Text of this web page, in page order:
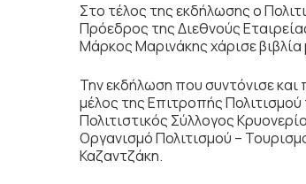
Στο τέλος της εκδήλωσης ο
Πρόεδρος της Διεθνούς
Μάρκος Μαρινάκης χάρισε
Την εκδήλωση που συντόνισε
μέλος της Επιτροπής
Πολιτιστικός Σύλλογος
Οργανισμό Πολιτισμού –
Καζαντζάκη.